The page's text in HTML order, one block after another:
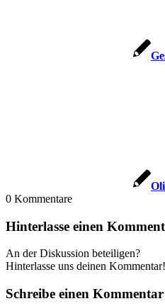
0 Kommentare
Hinterlasse einen
An der Diskussion beteiligen?
Hinterlasse uns deinen Kommentar!
Schreibe einen Kommentar